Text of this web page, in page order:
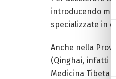
introducendo
specializzate in
Anche nella
(Qinghai, infatti
Medicina